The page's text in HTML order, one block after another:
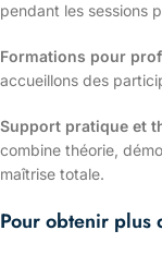
pendant les sessions
Formations pour
accueillons des
Support pratique et
combine théorie,
maîtrise totale.
Pour obtenir plus